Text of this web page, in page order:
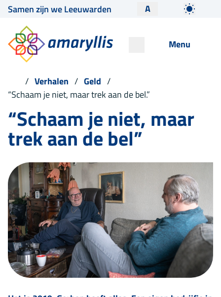
Samen zijn we Leeuwarden A
Menu
Verhalen
Geld
“Schaam je niet, maar trek aan de bel.”
“Schaam je niet, maar
trek aan de bel”